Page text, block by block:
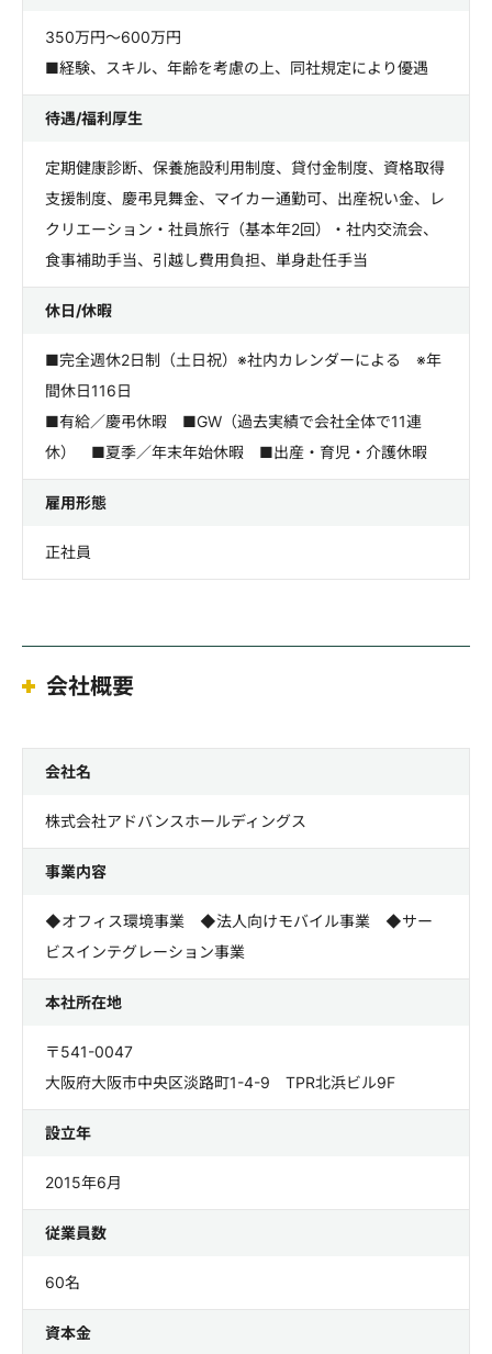
350万円～600万円
■経験、スキル、年齢を考慮の上、同社規定により優遇
待遇/福利厚生
定期健康診断、保養施設利用制度、貸付金制度、資格取得
支援制度、慶弔見舞金、マイカー通勤可、出産祝い金、レ
クリエーション・社員旅行（基本年2回）・社内交流会、
食事補助手当、引越し費用負担、単身赴任手当
休日/休暇
■完全週休2日制（土日祝）※社内カレンダーによる ※年
間休日116日
■有給／慶弔休暇 ■GW（過去実績で会社全体で11連
休） ■夏季／年末年始休暇 ■出産・育児・介護休暇
雇用形態
正社員
会社概要
会社名
株式会社アドバンスホールディングス
事業内容
◆オフィス環境事業 ◆法人向けモバイル事業 ◆サー
ビスインテグレーション事業
本社所在地
〒541-0047
大阪府大阪市中央区淡路町1-4-9 TPR北浜ビル9F
設立年
2015年6月
従業員数
60名
資本金